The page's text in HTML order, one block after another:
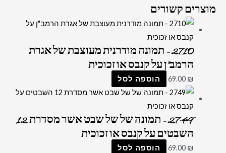
מוצרים קשורים
2710 – תמונה מודרנית מעוצבת של אגרת
הרמב"ן על קנבס או זכוכית
69.00 ₪ הוספה לסל
2749 – תמונה של של שבט אשר מסדרת 12
השבטים על קנבס או זכוכית
69.00 ₪ הוספה לסל